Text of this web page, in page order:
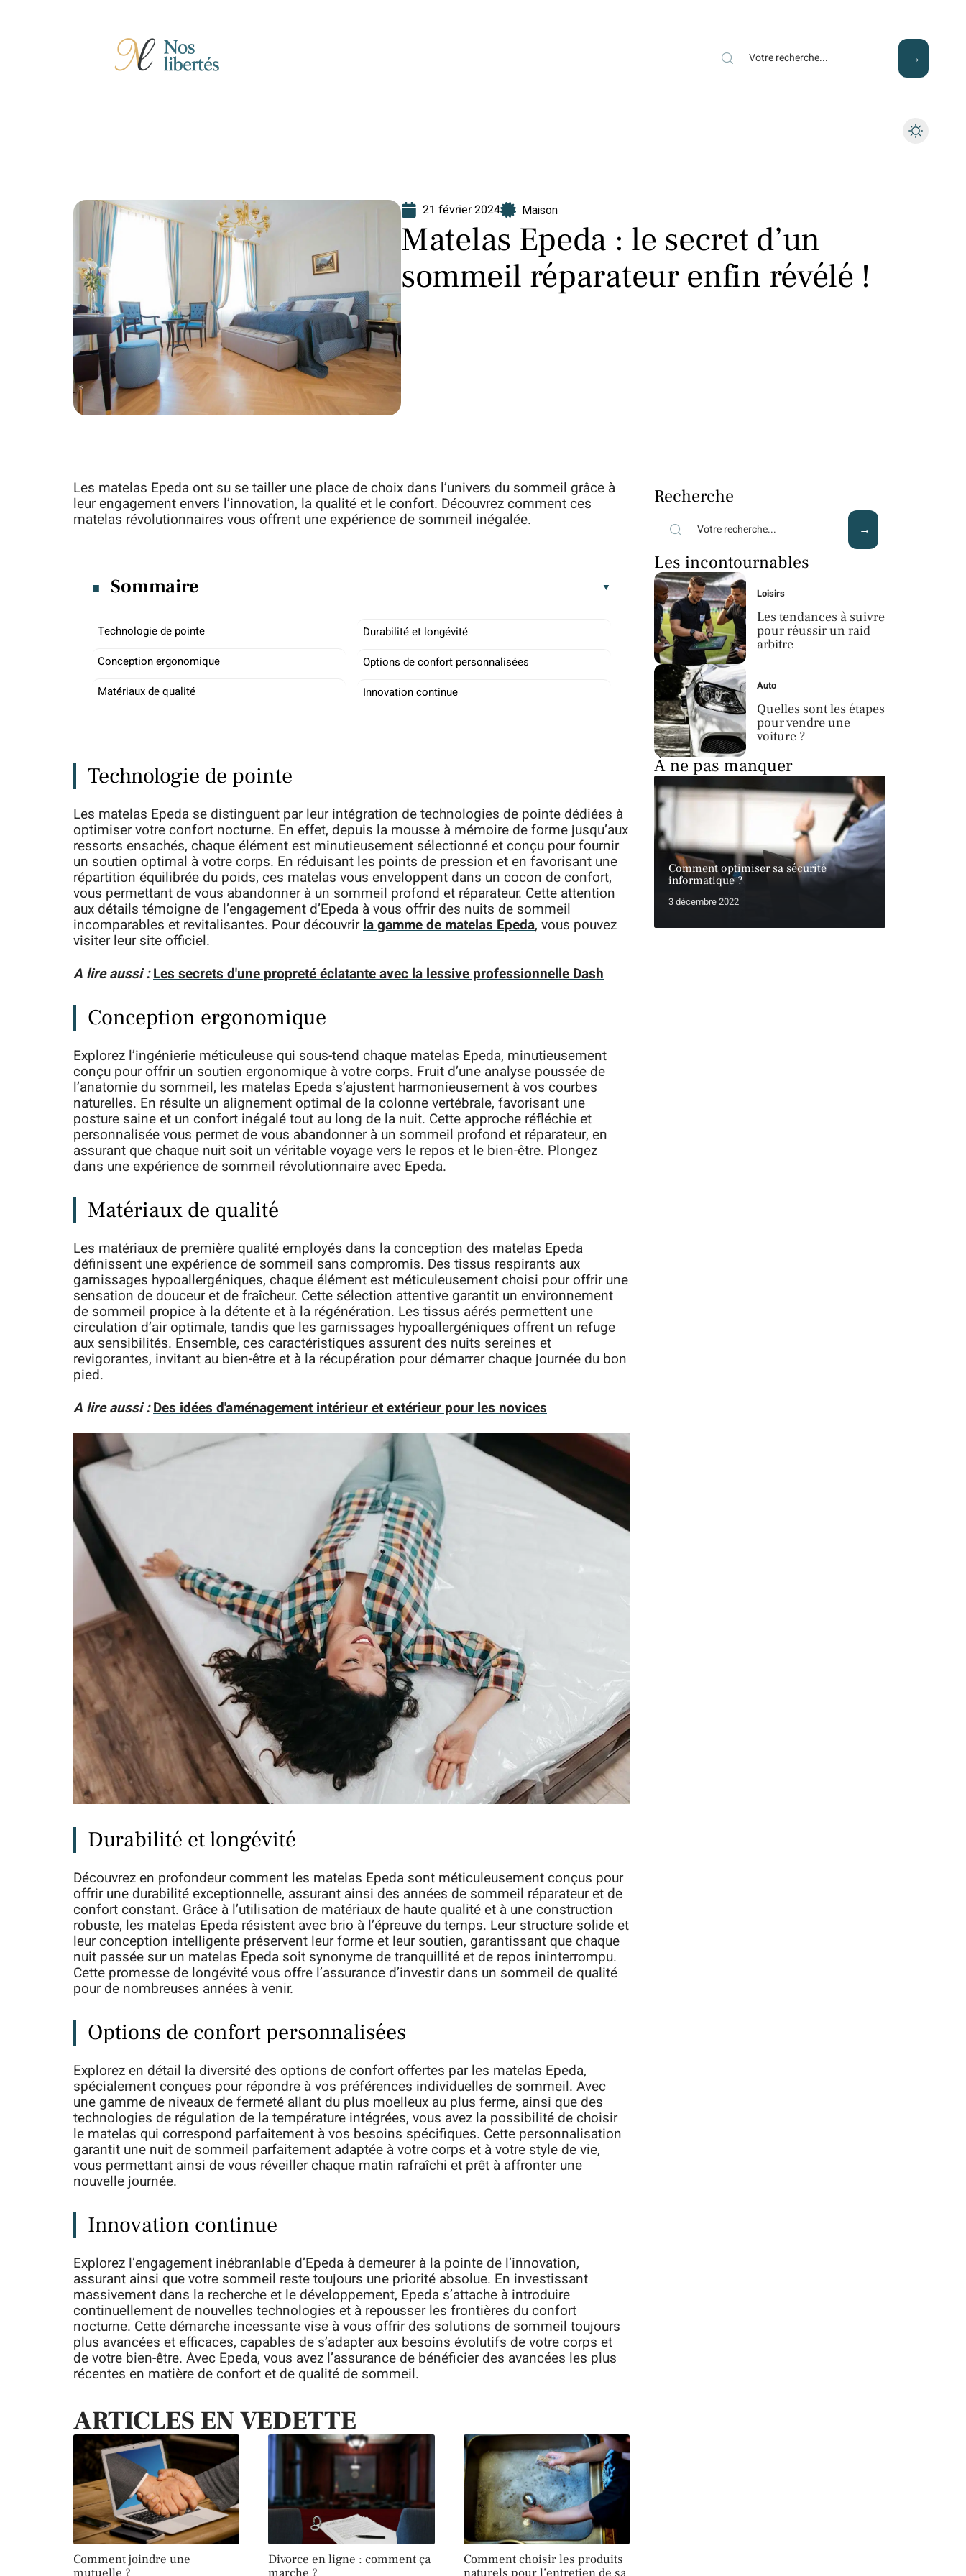
21 février 2024 Maison
Matelas Epeda : le secret d’un
sommeil réparateur enfin révélé !
Les matelas Epeda ont su se tailler une place de choix dans l’univers du sommeil grâce à
leur engagement envers l’innovation, la qualité et le confort. Découvrez comment ces
matelas révolutionnaires vous offrent une expérience de sommeil inégalée.
Sommaire
Technologie de pointe
Conception ergonomique
Matériaux de qualité
Durabilité et longévité
Options de confort personnalisées
Innovation continue
Technologie de pointe
Les matelas Epeda se distinguent par leur intégration de technologies de pointe dédiées à
optimiser votre confort nocturne. En effet, depuis la mousse à mémoire de forme jusqu’aux
ressorts ensachés, chaque élément est minutieusement sélectionné et conçu pour fournir
un soutien optimal à votre corps. En réduisant les points de pression et en favorisant une
répartition équilibrée du poids, ces matelas vous enveloppent dans un cocon de confort,
vous permettant de vous abandonner à un sommeil profond et réparateur. Cette attention
aux détails témoigne de l’engagement d’Epeda à vous offrir des nuits de sommeil
incomparables et revitalisantes. Pour découvrirla gamme de matelas Epeda, vous pouvez
visiter leur site officiel.
A lire aussi :Les secrets d'une propreté éclatante avec la lessive professionnelle Dash
Conception ergonomique
Explorez l’ingénierie méticuleuse qui sous-tend chaque matelas Epeda, minutieusement
conçu pour offrir un soutien ergonomique à votre corps. Fruit d’une analyse poussée de
l’anatomie du sommeil, les matelas Epeda s’ajustent harmonieusement à vos courbes
naturelles. En résulte un alignement optimal de la colonne vertébrale, favorisant une
posture saine et un confort inégalé tout au long de la nuit. Cette approche réfléchie et
personnalisée vous permet de vous abandonner à un sommeil profond et réparateur, en
assurant que chaque nuit soit un véritable voyage vers le repos et le bien-être. Plongez
dans une expérience de sommeil révolutionnaire avec Epeda.
Matériaux de qualité
Les matériaux de première qualité employés dans la conception des matelas Epeda
définissent une expérience de sommeil sans compromis. Des tissus respirants aux
garnissages hypoallergéniques, chaque élément est méticuleusement choisi pour offrir une
sensation de douceur et de fraîcheur. Cette sélection attentive garantit un environnement
de sommeil propice à la détente et à la régénération. Les tissus aérés permettent une
circulation d’air optimale, tandis que les garnissages hypoallergéniques offrent un refuge
aux sensibilités. Ensemble, ces caractéristiques assurent des nuits sereines et
revigorantes, invitant au bien-être et à la récupération pour démarrer chaque journée du bon
pied.
A lire aussi :Des idées d'aménagement intérieur et extérieur pour les novices
Durabilité et longévité
Découvrez en profondeur comment les matelas Epeda sont méticuleusement conçus pour
offrir une durabilité exceptionnelle, assurant ainsi des années de sommeil réparateur et de
confort constant. Grâce à l’utilisation de matériaux de haute qualité et à une construction
robuste, les matelas Epeda résistent avec brio à l’épreuve du temps. Leur structure solide et
leur conception intelligente préservent leur forme et leur soutien, garantissant que chaque
nuit passée sur un matelas Epeda soit synonyme de tranquillité et de repos ininterrompu.
Cette promesse de longévité vous offre l’assurance d’investir dans un sommeil de qualité
pour de nombreuses années à venir.
Options de confort personnalisées
Explorez en détail la diversité des options de confort offertes par les matelas Epeda,
spécialement conçues pour répondre à vos préférences individuelles de sommeil. Avec
une gamme de niveaux de fermeté allant du plus moelleux au plus ferme, ainsi que des
technologies de régulation de la température intégrées, vous avez la possibilité de choisir
le matelas qui correspond parfaitement à vos besoins spécifiques. Cette personnalisation
garantit une nuit de sommeil parfaitement adaptée à votre corps et à votre style de vie,
vous permettant ainsi de vous réveiller chaque matin rafraîchi et prêt à affronter une
nouvelle journée.
Innovation continue
Explorez l’engagement inébranlable d’Epeda à demeurer à la pointe de l’innovation,
assurant ainsi que votre sommeil reste toujours une priorité absolue. En investissant
massivement dans la recherche et le développement, Epeda s’attache à introduire
continuellement de nouvelles technologies et à repousser les frontières du confort
nocturne. Cette démarche incessante vise à vous offrir des solutions de sommeil toujours
plus avancées et efficaces, capables de s’adapter aux besoins évolutifs de votre corps et
de votre bien-être. Avec Epeda, vous avez l’assurance de bénéficier des avancées les plus
récentes en matière de confort et de qualité de sommeil.
ARTICLES EN VEDETTE
Comment joindre une
Divorce en ligne : comment ça
Comment choisir les produits
Recherche
Les incontournables
Loisirs
Les tendances à suivre
pour réussir un raid
arbitre
Auto
Quelles sont les étapes
pour vendre une
voiture ?
À ne pas manquer
Comment optimiser sa sécurité
informatique ?
3 décembre 2022